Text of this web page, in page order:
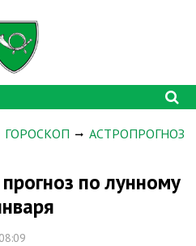
ГОРОСКОП АСТРОПРОГНОЗ
по лунному